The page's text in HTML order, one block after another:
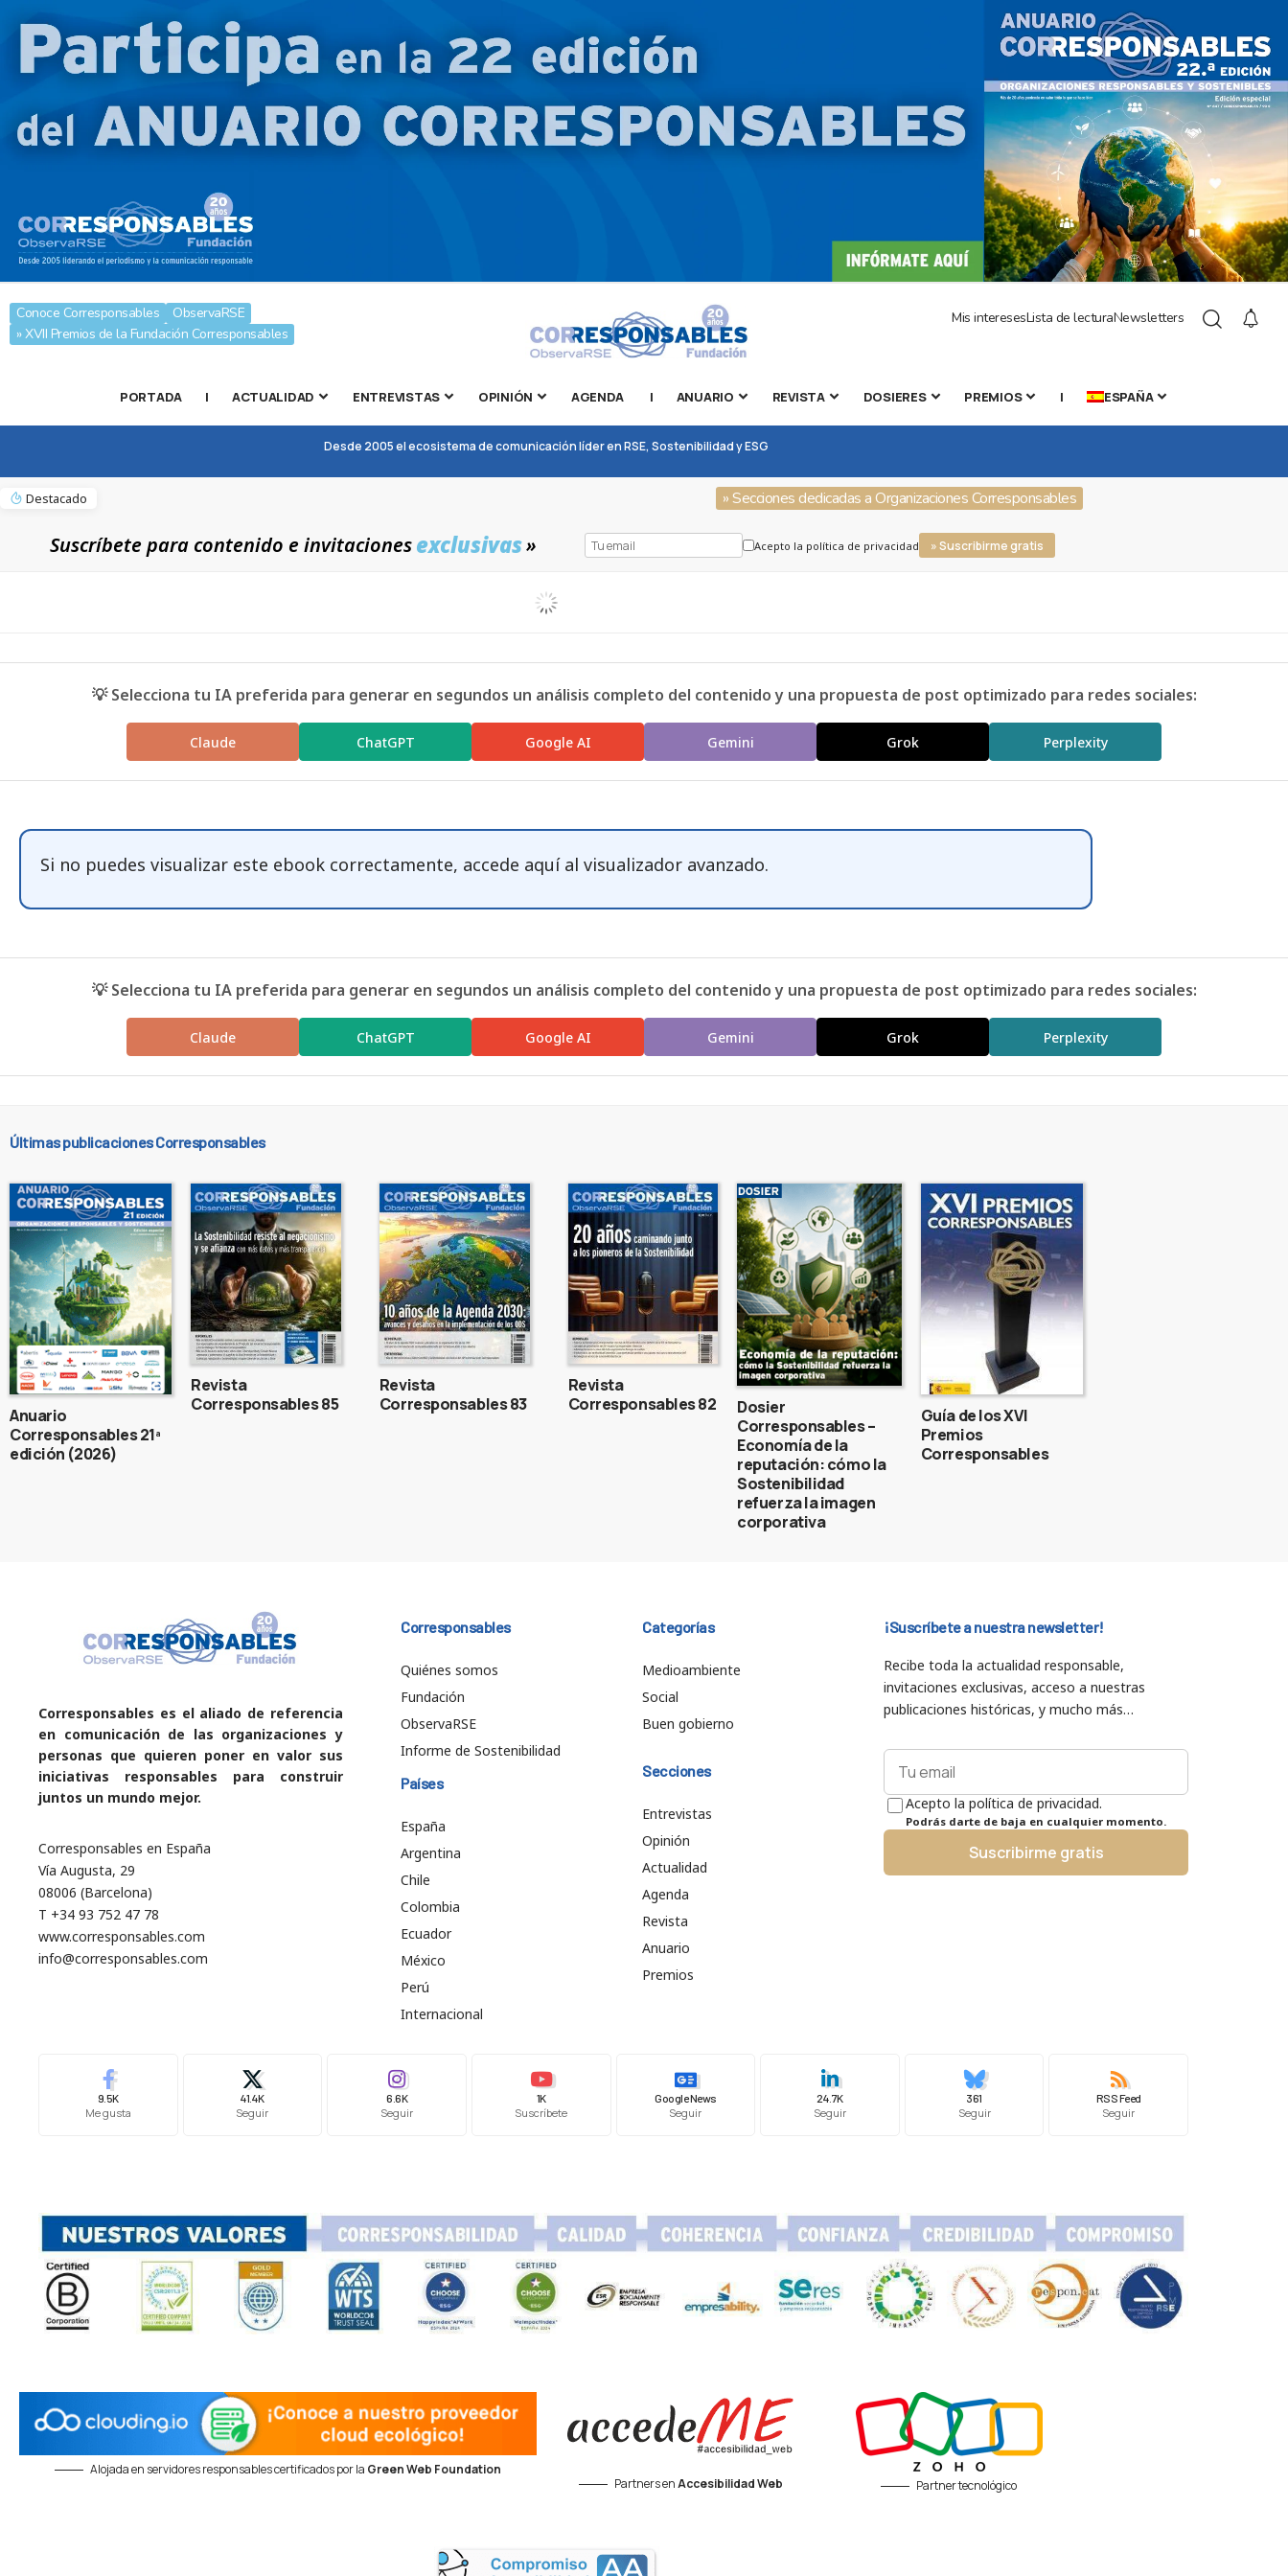
Conoce Corresponsables
ObservaRSE
» XVII Premios de la Fundación Corresponsables
Mis interesesLista de lecturaNewsletters
PORTADA | ACTUALIDAD ENTREVISTAS OPINIÓN AGENDA | ANUARIO REVISTA DOSIERES PREMIOS | ESPAÑA
Desde 2005 el ecosistema de comunicación líder en RSE, Sostenibilidad y ESG
Destacado » Secciones dedicadas a Organizaciones Corresponsables
Suscríbete para contenido e invitacionesexclusivas» Acepto la política de privacidad » Suscribirme gratis
💡 Selecciona tu IA preferida para generar en segundos un análisis completo del contenido y una propuesta de post optimizado para redes sociales:
Claude ChatGPT Google AI Gemini Grok Perplexity
Si no puedes visualizar este ebook correctamente, accede aquíal visualizador avanzado.
💡 Selecciona tu IA preferida para generar en segundos un análisis completo del contenido y una propuesta de post optimizado para redes sociales:
Claude ChatGPT Google AI Gemini Grok Perplexity
Últimas publicaciones Corresponsables
Anuario
Corresponsables 21ª
edición (2026)
Revista
Corresponsables 85
Revista
Corresponsables 83
Revista
Corresponsables 82
Dosier
Corresponsables –
Economía de la
reputación: cómo la
Sostenibilidad
refuerza la imagen
corporativa
Guía de los XVI
Premios
Corresponsables
Corresponsables es el aliado de referencia
en comunicación de las organizaciones y
personas que quieren poner en valor sus
iniciativas responsables para construir
juntos un mundo mejor.
Corresponsables en España
Vía Augusta, 29
08006 (Barcelona)
T +34 93 752 47 78
www.corresponsables.com
info@corresponsables.com
Corresponsables
Quiénes somos
Fundación
ObservaRSE
Informe de Sostenibilidad
Países
España
Argentina
Chile
Colombia
Ecuador
México
Perú
Internacional
Categorías
Medioambiente
Social
Buen gobierno
Secciones
Entrevistas
Opinión
Actualidad
Agenda
Revista
Anuario
Premios
¡Suscríbete a nuestra newsletter!
Recibe toda la actualidad responsable,
invitaciones exclusivas, acceso a nuestras
publicaciones históricas, y mucho más…
Acepto la política de privacidad.
Podrás darte de baja en cualquier momento.
Suscribirme gratis
9.5K
Me gusta
41.4K
Seguir
6.6K
Seguir
1K
Suscríbete
Google News
Seguir
24.7K
Seguir
361
Seguir
RSS Feed
Seguir
Alojada en servidores responsables certificados por la Green Web Foundation
Partners enAccesibilidad Web Partner tecnológico